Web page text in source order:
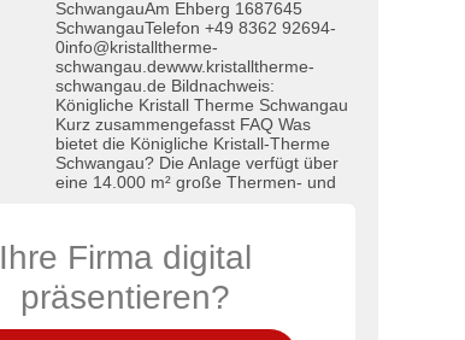
SchwangauAm Ehberg 1687645
SchwangauTelefon +49 8362 92694-
0info@kristalltherme-
schwangau.dewww.kristalltherme-
schwangau.de Bildnachweis:
Königliche Kristall Therme Schwangau
Kurz zusammengefasst FAQ Was
bietet die Königliche Kristall-Therme
Schwangau? Die Anlage verfügt über
eine 14.000 m² große Thermen- und
Ihre Firma digital
präsentieren?